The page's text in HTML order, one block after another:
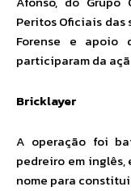
Peritos Oficiais
Forense e apoio
participaram da
Bricklayer
A operação foi
pedreiro em inglês,
nome para